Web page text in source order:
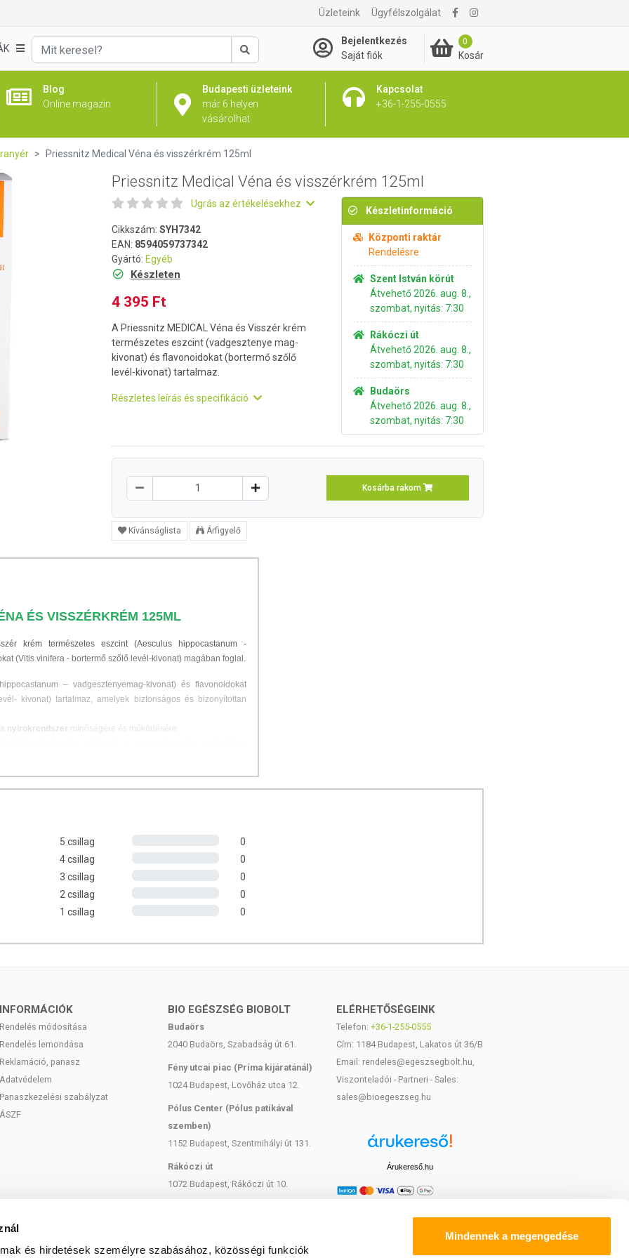
és hirdetések személyre szabásához, közösségi funkciók
Mindennek a megengedése
Üzleteink Ügyfélszolgálat
Keresés
Bejelentkezés
Saját fiók
0
Kosár
Blog
Online magazin
Budapesti üzleteink
már 6 helyen
vásárolhat
Kapcsolat
+36-1-255-0555
4 395 Ft Kosárba rakom
Priessnitz Medical Véna és visszérkrém 125ml
Priessnitz Medical Véna és visszérkrém 125ml
Ugrás az értékelésekhez
Cikkszám: SYH7342
EAN: 8594059737342
Gyártó: Egyéb
Készleten
4 395 Ft
A Priessnitz MEDICAL Véna és Visszér krém
természetes eszcint (vadgesztenye mag-
kivonat) és flavonoidokat (bortermő szőlő
levél-kivonat) tartalmaz.
Részletes leírás és specifikáció
Készletinformáció
Központi raktár
Rendelésre
Szent István körút
Átvehető 2026. aug. 8.,
szombat, nyitás: 7:30
Rákóczi út
Átvehető 2026. aug. 8.,
szombat, nyitás: 7:30
Budaörs
Átvehető 2026. aug. 8.,
szombat, nyitás: 7:30
Kosárba rakom
Kívánságlista Árfigyelő
ÉS VISSZÉRKRÉM 125ML
krém természetes eszcint (Aesculus hippocastanum -
(Vitis vinifera - bortermő szőlő levél-kivonat) magában foglal.
– vadgesztenyemag-kivonat) és flavonoidokat
kivonat) tartalmaz, amelyek biztonságos és bizonyítottan
nyirokrendszer minőségére és működésére.
duzzadt, nehéz és fáradt láb érzését.
.
végtagokat
végtag bőrén. Finoman kenje be megfelelő mennyiséggel a
Ne alkalmazza, ha bármely összetevőre túlérzékeny!
Hippocastanum mag-kivonat, Vitis Vinifera levél-kivonat,
Butylphenyl Methylpropional, Benzyl Salicylate, Amyl
feltüntetett időpontot. Az első felbontást követően 6 hónapon
25 °C között. Mindig zárja le szorosan a csomagolást!
A termék nem gyógyít betegségeket. A termék nem helyettesíti
konzultálja kezelőorvosával! Kerülni kell a szembejutást.
5 csillag
0
4 csillag
0
3 csillag
0
2 csillag
0
1 csillag
0
INFORMÁCIÓK
Rendelés módosítása
Rendelés lemondása
Reklamáció, panasz
Adatvédelem
Panaszkezelési szabályzat
ÁSZF
BIO EGÉSZSÉG BIOBOLT
Budaörs
2040 Budaörs, Szabadság út 61.
Fény utcai piac (Príma kijáratánál)
1024 Budapest, Lövőház utca 12.
Pólus Center (Pólus patikával
szemben)
1152 Budapest, Szentmihályi út 131.
Rákóczi út
1072 Budapest, Rákóczi út 10.
ELÉRHETŐSÉGEINK
Telefon: +36-1-255-0555
Cím: 1184 Budapest, Lakatos út 36/B
Email: rendeles@egeszsegbolt.hu,
Viszonteladói - Partneri - Sales:
sales@bioegeszseg.hu
Árukereső.hu